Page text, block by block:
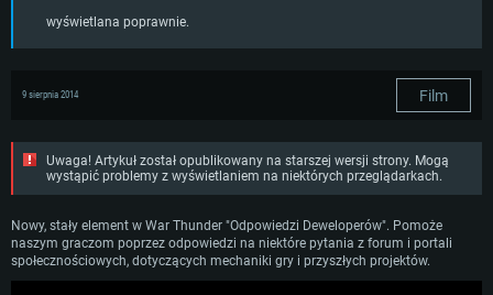
WYMAGANIA SYSTEMOWE
wyświetlana poprawnie.
9 sierpnia 2014 Film
Uwaga! Artykuł został opublikowany na starszej wersji strony. Mogą
wystąpić problemy z wyświetlaniem na niektórych przeglądarkach.
Nowy, stały element w War Thunder "Odpowiedzi Deweloperów". Pomoże
naszym graczom poprzez odpowiedzi na niektóre pytania z forum i portali
społecznościowych, dotyczących mechaniki gry i przyszłych projektów.